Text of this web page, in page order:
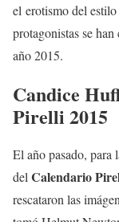
el erotismo del
protagonistas se
año 2015.
Candice
Pirelli 2015
El año pasado, para
delCalendario
rescataron las